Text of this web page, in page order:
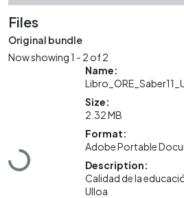
Files
Original bundle
Now showing1 - 2 of 2
Loading...
Name:
Size:
2.32 MB
Format:
Adobe Portable
Description:
Calidad de la
Ulloa